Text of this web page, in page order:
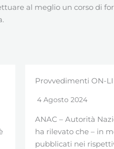
al meglio un corso di
Provvedimenti ON-LINE
4 Agosto 2024
ANAC – Autorità
ha rilevato che – in molti
pubblicati nei rispettivi